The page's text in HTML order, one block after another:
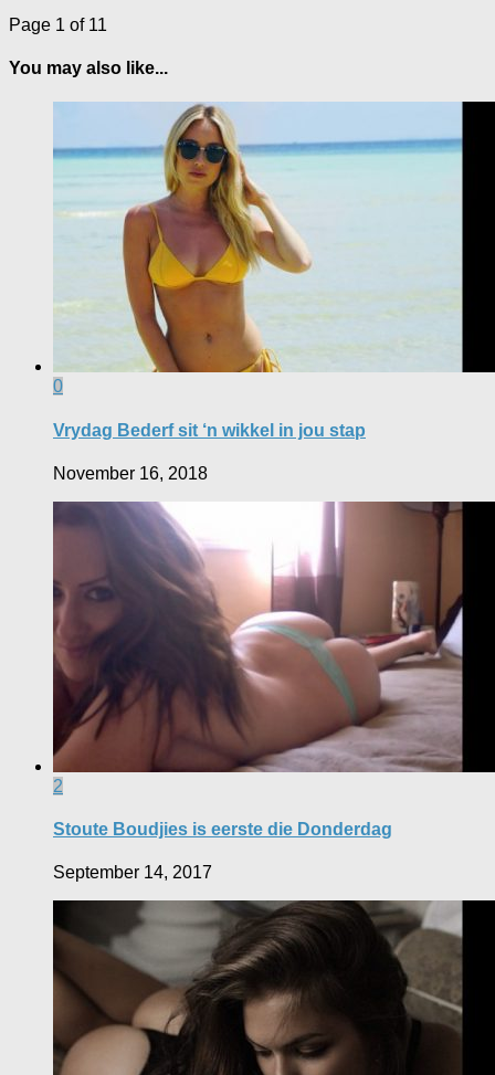
Page 1 of 11
You may also like...
0
Vrydag Bederf sit ‘n wikkel in jou stap
November 16, 2018
2
Stoute Boudjies is eerste die Donderdag
September 14, 2017